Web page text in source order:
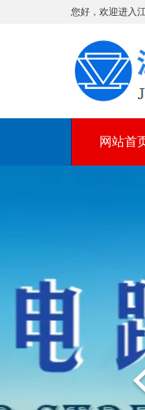
您好，欢迎进入
网站首